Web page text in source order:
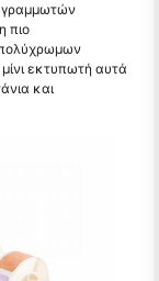
γραμμωτών
πιο
πολύχρωμων
εκτυπωτή αυτά
και